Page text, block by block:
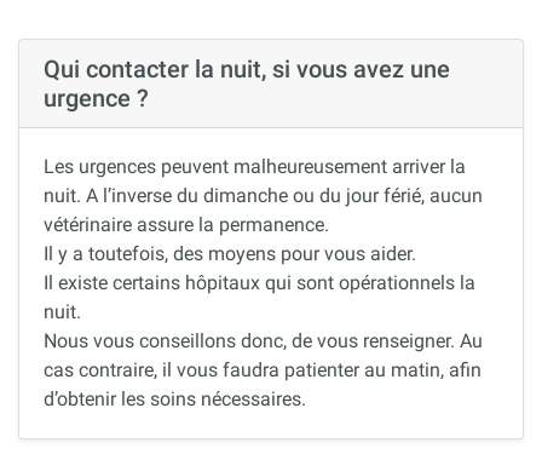
Qui contacter la nuit, si vous avez une
urgence ?
Les urgences peuvent malheureusement arriver la
nuit. A l’inverse du dimanche ou du jour férié, aucun
vétérinaire assure la permanence.
Il y a toutefois, des moyens pour vous aider.
Il existe certains hôpitaux qui sont opérationnels la
nuit.
Nous vous conseillons donc, de vous renseigner. Au
cas contraire, il vous faudra patienter au matin, afin
d’obtenir les soins nécessaires.